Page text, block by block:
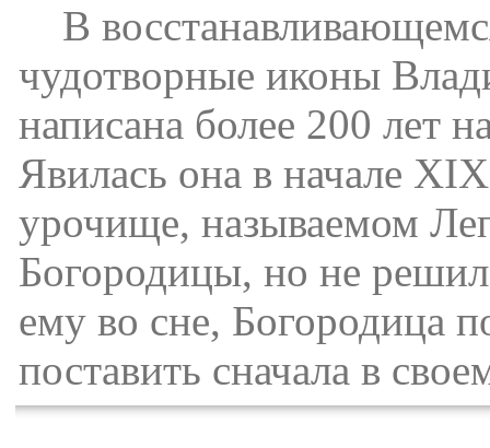
В
чудотворные иконы
написана более 200 лет
Явилась она в начале
урочище, называемом
Богородицы, но не
ему во сне, Богородица
поставить сначала в